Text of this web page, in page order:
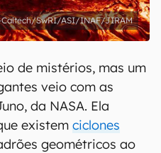
Caltech/SwRI/ASI/INAF/JIRAM
de mistérios, mas um
veio com as
da NASA. Ela
existem ciclones
geométricos ao